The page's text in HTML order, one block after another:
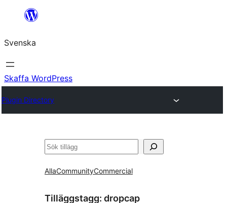
Hoppa
innehåll
Svenska
Skaffa WordPress
Plugin Directory
Sök
AllaCommunityCommercial
Tilläggstagg: dropcap